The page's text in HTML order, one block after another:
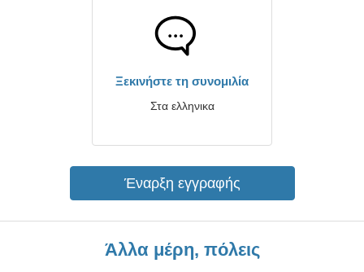
Ξεκινήστε τη συνομιλία
Στα ελληνικα
Έναρξη εγγραφής
Άλλα μέρη, πόλεις